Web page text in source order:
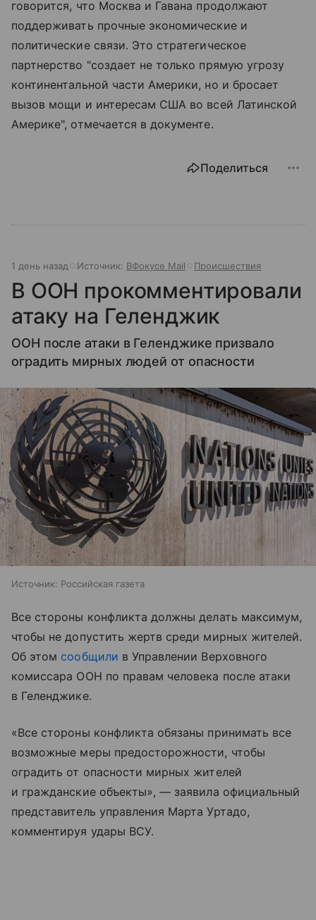
говорится, что Москва и Гавана продолжают
поддерживать прочные экономические и
политические связи. Это стратегическое
партнерство "создает не только прямую угрозу
континентальной части Америки, но и бросает
вызов мощи и интересам США во всей Латинской
Америке", отмечается в документе.
Поделиться
1 день назад Источник: ВФокусе Mail Происшествия
В ООН прокомментировали
атаку на Геленджик
ООН после атаки в Геленджике призвало
оградить мирных людей от опасности
Источник: Российская газета
Все стороны конфликта должны делать максимум,
чтобы не допустить жертв среди мирных жителей.
Об этом сообщили в Управлении Верховного
комиссара ООН по правам человека после атаки
в Геленджике.
«Все стороны конфликта обязаны принимать все
возможные меры предосторожности, чтобы
оградить от опасности мирных жителей
и гражданские объекты», — заявила официальный
представитель управления Марта Уртадо,
комментируя удары ВСУ.